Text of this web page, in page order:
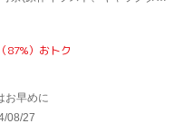
87%）おトク
お早めに
08/27